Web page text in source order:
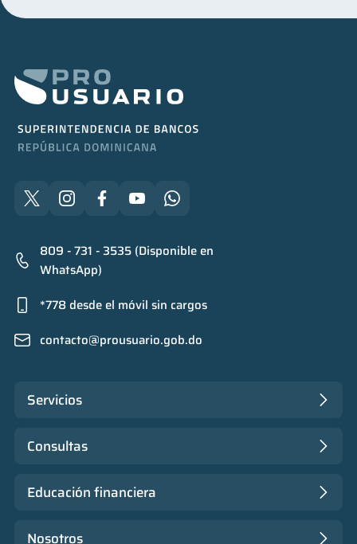
809 - 731 - 3535 (Disponible en
WhatsApp)
*778 desde el móvil sin cargos
contacto@prousuario.gob.do
Servicios
Consultas
Educación financiera
Nosotros